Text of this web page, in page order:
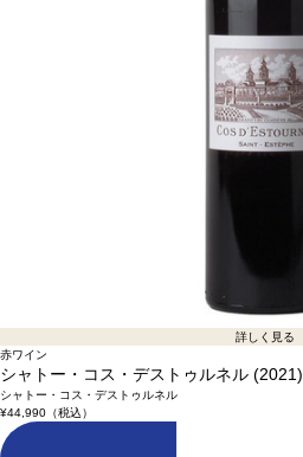
詳しく見る
赤ワイン
シャトー・コス・デストゥルネル (2021)
シャトー・コス・デストゥルネル
¥44,990（税込）